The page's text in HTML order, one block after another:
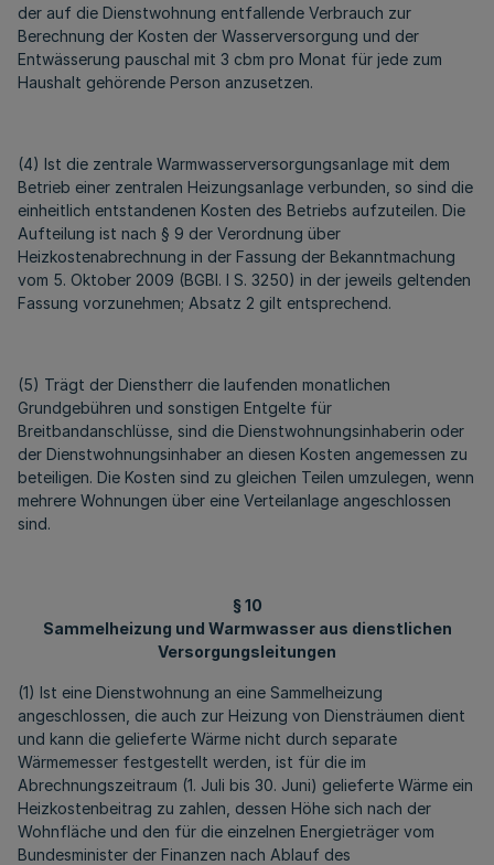
der auf die Dienstwohnung entfallende Verbrauch zur
Berechnung der Kosten der Wasserversorgung und der
Entwässerung pauschal mit 3 cbm pro Monat für jede zum
Haushalt gehörende Person anzusetzen.
(4) Ist die zentrale Warmwasserversorgungsanlage mit dem
Betrieb einer zentralen Heizungsanlage verbunden, so sind die
einheitlich entstandenen Kosten des Betriebs aufzuteilen. Die
Aufteilung ist nach § 9 der Verordnung über
Heizkostenabrechnung in der Fassung der Bekanntmachung
vom 5. Oktober 2009 (BGBl. I S. 3250) in der jeweils geltenden
Fassung vorzunehmen; Absatz 2 gilt entsprechend.
(5) Trägt der Dienstherr die laufenden monatlichen
Grundgebühren und sonstigen Entgelte für
Breitbandanschlüsse, sind die Dienstwohnungsinhaberin oder
der Dienstwohnungsinhaber an diesen Kosten angemessen zu
beteiligen. Die Kosten sind zu gleichen Teilen umzulegen, wenn
mehrere Wohnungen über eine Verteilanlage angeschlossen
sind.
§ 10
Sammelheizung und Warmwasser aus dienstlichen
Versorgungsleitungen
(1) Ist eine Dienstwohnung an eine Sammelheizung
angeschlossen, die auch zur Heizung von Diensträumen dient
und kann die gelieferte Wärme nicht durch separate
Wärmemesser festgestellt werden, ist für die im
Abrechnungszeitraum (1. Juli bis 30. Juni) gelieferte Wärme ein
Heizkostenbeitrag zu zahlen, dessen Höhe sich nach der
Wohnfläche und den für die einzelnen Energieträger vom
Bundesminister der Finanzen nach Ablauf des